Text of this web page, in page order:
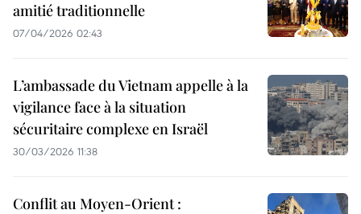
amitié traditionnelle
07/04/2026 02:43
L’ambassade du Vietnam appelle à la
vigilance face à la situation
sécuritaire complexe en Israël
30/03/2026 11:38
Conflit au Moyen-Orient :